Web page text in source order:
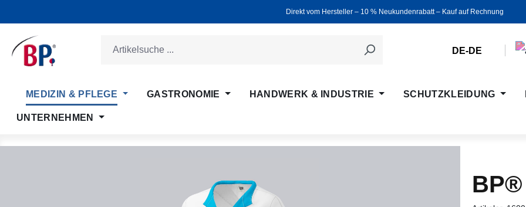
Direkt vom Hersteller ‒ 10 % Neukundenrabatt ‒ Kauf auf Rechnung
DE-DE
MEDIZIN & PFLEGE GASTRONOMIE HANDWERK & INDUSTRIE SCHUTZKLEIDUNG
UNTERNEHMEN
BP®